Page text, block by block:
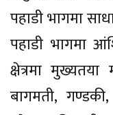
पहाडी भागमा
पहाडी भागमा
क्षेत्रमा
बागमती,